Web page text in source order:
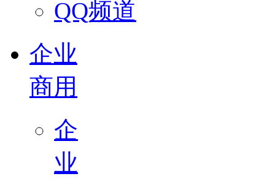
QQ频道
企业
商用
企
业